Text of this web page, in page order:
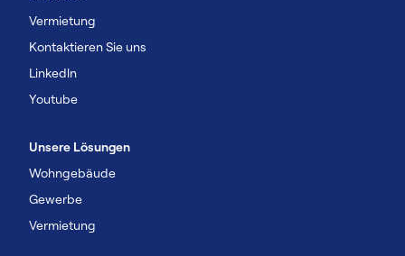
Vermietung
Kontaktieren Sie uns
Linkedln
Youtube
Unsere Lösungen
Wohngebäude
Gewerbe
Vermietung